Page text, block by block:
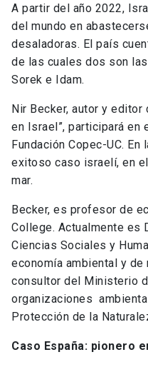
A partir del año 2022,
del mundo en
desaladoras. El país
de las cuales dos son
Sorek e Idam.
Nir Becker, autor y
en Israel”, participará en
Fundación Copec-UC.
exitoso caso israelí, en
mar.
Becker, es profesor de
College. Actualmente es
Ciencias Sociales y
economía ambiental y
consultor del Ministerio
organizaciones
Protección de la
Caso España: pionero